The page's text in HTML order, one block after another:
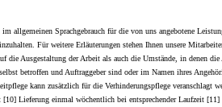
allgemeinen Sprachgebrauch für die von uns angebotene
Für weitere Erläuterungen stehen Ihnen unsere
Ausgestaltung der Arbeit als auch die Umstände, in denen
betroffen und Auftraggeber sind oder im Namen ihres
kann zusätzlich für die Verhinderungspflege
Lieferung einmal wöchentlich bei entsprechender Laufzeit